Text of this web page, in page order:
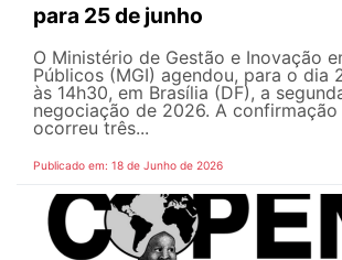
para 25 de junho
O Ministério de Gestão e Inovação
Públicos (MGI) agendou, para o dia
às 14h30, em Brasília (DF), a
negociação de 2026. A confirmação
ocorreu três...
Publicado em: 18 de Junho de 2026